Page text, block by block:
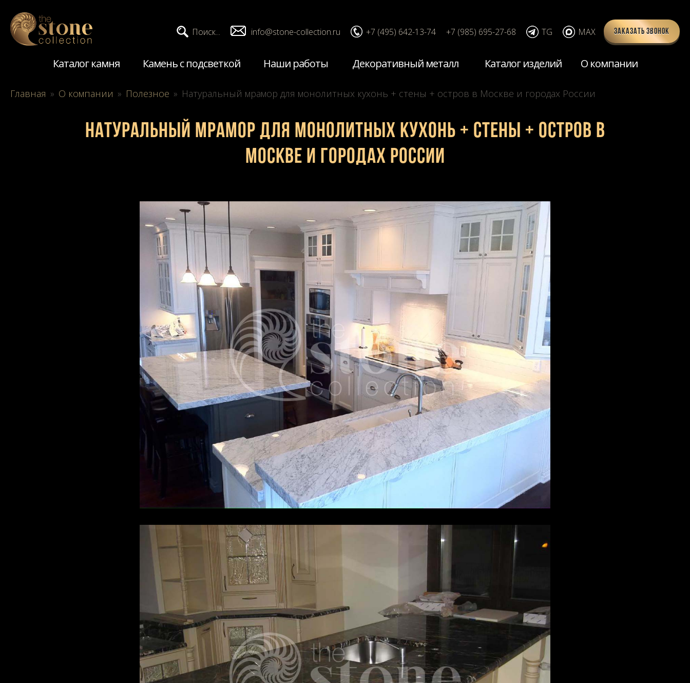
Заказать звонок
Поиск... info@stone-collection.ru +7 (495) 642-13-74 +7 (985) 695-27-68 TG MAX
Каталог камня Камень с подсветкой Наши работы Декоративный металл Каталог изделий О компании
Главная » О компании » Полезное » Натуральный мрамор для монолитных кухонь + стены + остров в Москве и городах России
Натуральный мрамор для монолитных кухонь + стены + остров в
Москве и городах России